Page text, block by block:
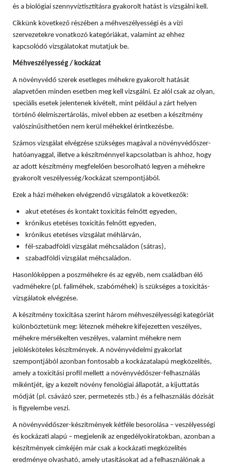
és a biológiai szennyvíztisztításra gyakorolt hatást is vizsgálni kell.
Cikkünk következő részében a méhveszélyességi és a vízi
szervezetekre vonatkozó kategóriákat, valamint az ehhez
kapcsolódó vizsgálatokat mutatjuk be.
Méhveszélyesség / kockázat
A növényvédő szerek esetleges méhekre gyakorolt hatását
alapvetően minden esetben meg kell vizsgálni. Ez alól csak az olyan,
speciális esetek jelentenek kivételt, mint például a zárt helyen
történő élelmiszertárolás, mivel ebben az esetben a készítmény
valószínűsíthetően nem kerül méhekkel érintkezésbe.
Számos vizsgálat elvégzése szükséges magával a növényvédőszer-
hatóanyaggal, illetve a készítménnyel kapcsolatban is ahhoz, hogy
az adott készítmény megfelelően besorolható legyen a méhekre
gyakorolt veszélyesség/kockázat szempontjából.
Ezek a házi méheken elvégzendő vizsgálatok a következők:
akut etetéses és kontakt toxicitás felnőtt egyeden,
krónikus etetéses toxicitás felnőtt egyeden,
krónikus etetéses vizsgálat méhlárván,
fél-szabadföldi vizsgálat méhcsaládon (sátras),
szabadföldi vizsgálat méhcsaládon.
Hasonlóképpen a poszméhekre és az egyéb, nem családban élő
vadméhekre (pl. faliméhek, szabóméhek) is szükséges a toxicitás-
vizsgálatok elvégzése.
A készítmény toxicitása szerint három méhveszélyességi kategóriát
különböztetünk meg: léteznek méhekre kifejezetten veszélyes,
méhekre mérsékelten veszélyes, valamint méhekre nem
jelölésköteles készítmények. A növényvédelmi gyakorlat
szempontjából azonban fontosabb a kockázatalapú megközelítés,
amely a toxicitási profil mellett a növényvédőszer-felhasználás
mikéntjét, így a kezelt növény fenológiai állapotát, a kijuttatás
módját (pl. csávázó szer, permetezés stb.) és a felhasználás dózisát
is figyelembe veszi.
A növényvédőszer-készítmények kétféle besorolása – veszélyességi
és kockázati alapú – megjelenik az engedélyokiratokban, azonban a
készítmények címkéjén már csak a kockázati megközelítés
eredménye olvasható, amely utasításokat ad a felhasználónak a